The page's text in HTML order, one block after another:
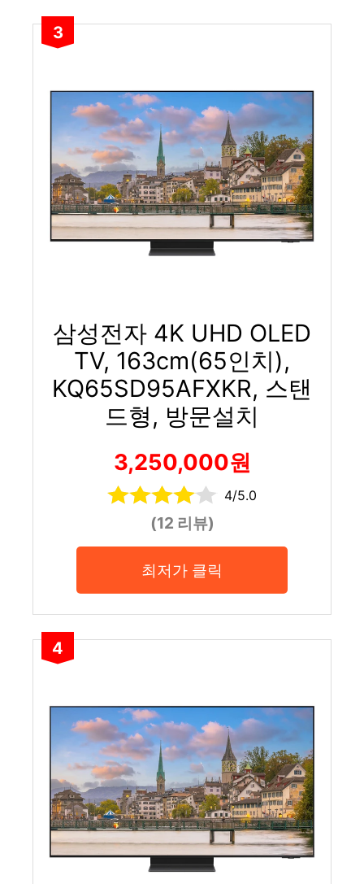
3
삼성전자 4K UHD OLED
TV, 163cm(65인치),
KQ65SD95AFXKR, 스탠
드형, 방문설치
3,250,000원
4/5.0
(12 리뷰)
최저가 클릭
4